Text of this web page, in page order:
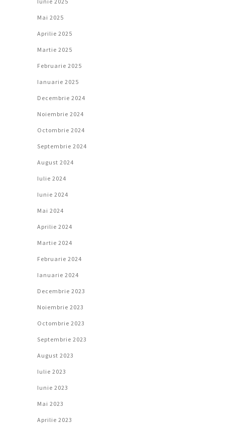
Mai 2025
Aprilie 2025
Martie 2025
Februarie 2025
Ianuarie 2025
Decembrie 2024
Noiembrie 2024
Octombrie 2024
Septembrie 2024
August 2024
Iulie 2024
Iunie 2024
Mai 2024
Aprilie 2024
Martie 2024
Februarie 2024
Ianuarie 2024
Decembrie 2023
Noiembrie 2023
Octombrie 2023
Septembrie 2023
August 2023
Iulie 2023
Iunie 2023
Mai 2023
Aprilie 2023